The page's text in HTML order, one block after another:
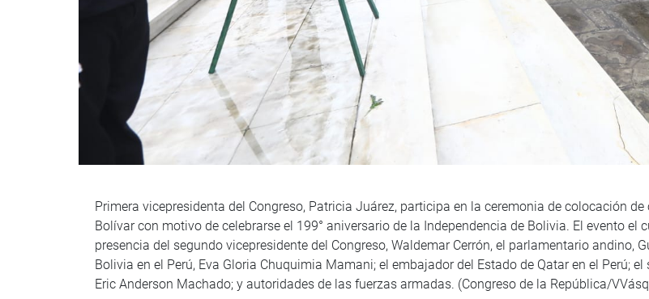
Primera vicepresidenta del Congreso, Patricia Juárez, participa en la ceremonia de colocación
Bolívar con motivo de celebrarse el 199° aniversario de la Independencia de Bolivia. El evento
presencia del segundo vicepresidente del Congreso, Waldemar Cerrón, el parlamentario andino,
Bolivia en el Perú, Eva Gloria Chuquimia Mamani; el embajador del Estado de Qatar en el Perú;
Eric Anderson Machado; y autoridades de las fuerzas armadas. (Congreso de la República/